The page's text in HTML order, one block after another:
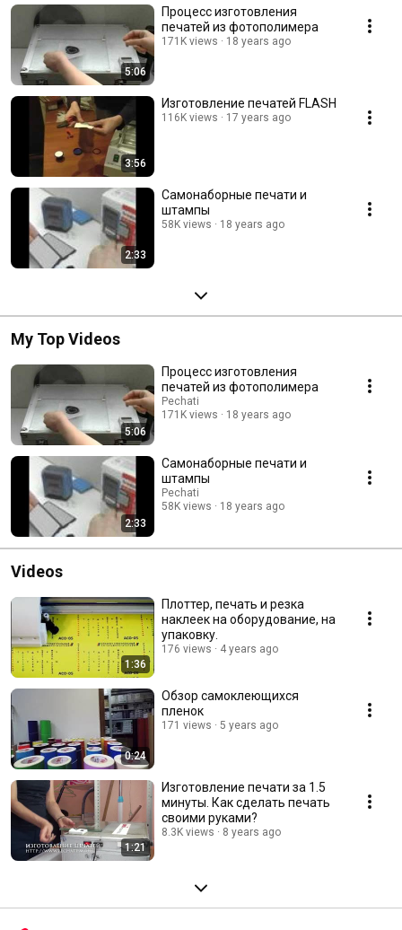
5:06
Процесс изготовления
печатей из фотополимера
171K views 18 years ago
3:56
Изготовление печатей FLASH
116K views 17 years ago
2:33
Самонаборные печати и
штампы
58K views 18 years ago
My Top Videos
5:06
Процесс изготовления
печатей из фотополимера
Pechati
171K views
18 years ago
2:33
Самонаборные печати и
штампы
Pechati
58K views
18 years ago
Videos
1:36
Плоттер, печать и резка
наклеек на оборудование, на
упаковку.
176 views 4 years ago
0:24
Обзор самоклеющихся
пленок
171 views 5 years ago
1:21
Изготовление печати за 1.5
минуты. Как сделать печать
своими руками?
8.3K views 8 years ago